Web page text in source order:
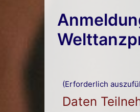
(Erforderlich
Daten